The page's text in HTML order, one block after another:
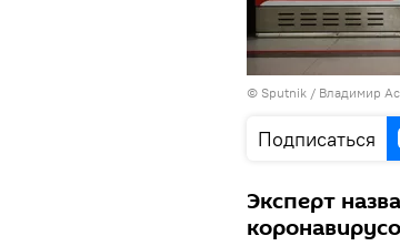
© Sputnik / Владимир
Подписаться
Эксперт